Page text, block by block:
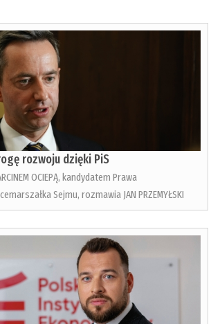
rozwoju dzięki PiS
OCIEPĄ, kandydatem Prawa
Sejmu, rozmawia JAN PRZEMYŁSKI